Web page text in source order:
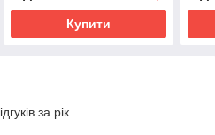
Купити
за рік